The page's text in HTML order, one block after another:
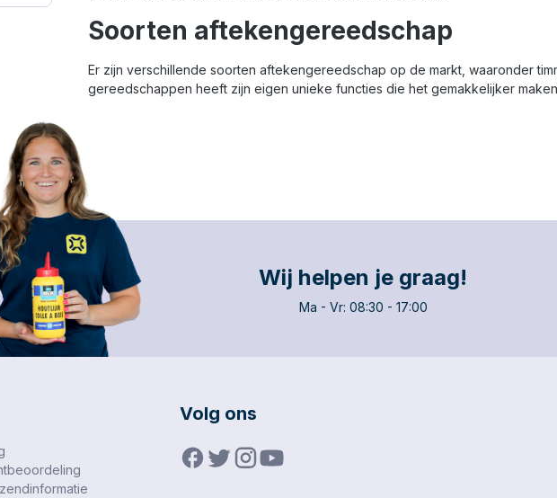
Soorten aftekengereedschap
Er zijn verschillende soorten aftekengereedschap op de markt, waaronder
gereedschappen heeft zijn eigen unieke functies die het gemakkelijker
Wij helpen je graag!
Ma - Vr: 08:30 - 17:00
Volg ons